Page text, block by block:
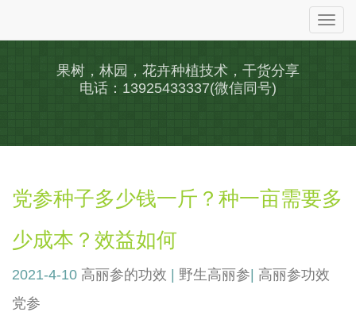
果树，林园，花卉种植技术，干货分享
电话：13925433337(微信同号)
党参种子多少钱一斤？种一亩需要多
少成本？效益如何
2021-4-10 高丽参的功效 野生高丽参 高丽参功效
党参